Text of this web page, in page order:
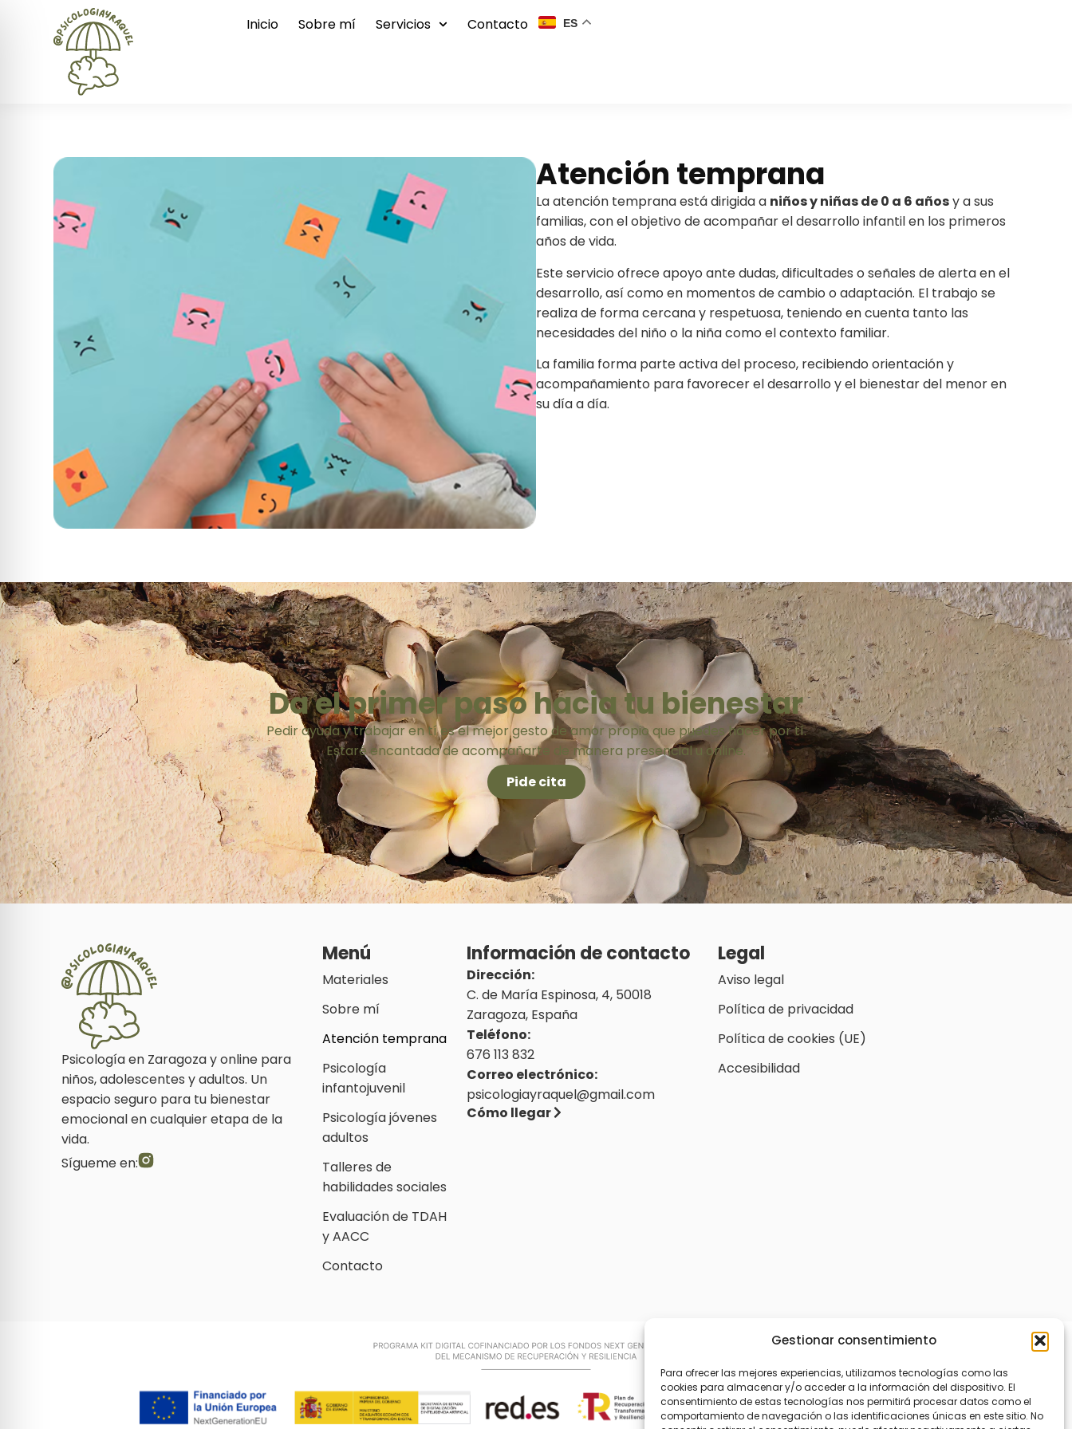
Gestionar consentimiento
Para ofrecer las mejores experiencias, utilizamos tecnologías como las
cookies para almacenar y/o acceder a la información del dispositivo. El
consentimiento de estas tecnologías nos permitirá procesar datos como el
comportamiento de navegación o las identificaciones únicas en este sitio. No
Inicio Sobre mí Servicios Contacto ES
Atención temprana
La atención temprana está dirigida a niños y niñas de 0 a 6 añosy a sus
familias, con el objetivo de acompañar el desarrollo infantil en los primeros
años de vida.
Este servicio ofrece apoyo ante dudas, dificultades o señales de alerta en el
desarrollo, así como en momentos de cambio o adaptación. El trabajo se
realiza de forma cercana y respetuosa, teniendo en cuenta tanto las
necesidades del niño o la niña como el contexto familiar.
La familia forma parte activa del proceso, recibiendo orientación y
acompañamiento para favorecer el desarrollo y el bienestar del menor en
su día a día.
Da el primer paso hacia tu bienestar
Pedir ayuda y trabajar en tí es el mejor gesto de amor propio que puedes hacer por tí.
Estaré encantada de acompañarte de manera presencial u online.
Pide cita
Psicología en Zaragoza y online para
niños, adolescentes y adultos. Un
espacio seguro para tu bienestar
emocional en cualquier etapa de la
vida.
Sígueme en:
Menú
Materiales
Sobre mí
Atención temprana
Psicología
infantojuvenil
Psicología jóvenes
adultos
Talleres de
habilidades sociales
Evaluación de TDAH
y AACC
Contacto
Información de contacto
Dirección:
C. de María Espinosa, 4, 50018
Zaragoza, España
Teléfono:
676 113 832
Correo electrónico:
psicologiayraquel@gmail.com
Cómo llegar
Legal
Aviso legal
Política de privacidad
Política de cookies (UE)
Accesibilidad